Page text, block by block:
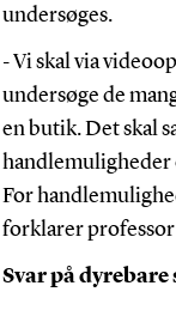
undersøges.
-Vi skal via
undersøge de
en butik. Det skal
For
forklarer professor
Svar på dyrebare